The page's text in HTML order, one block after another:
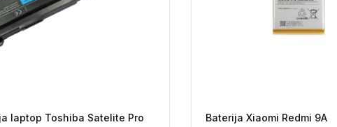
laptop Toshiba Satelite Pro Baterija Xiaomi Redmi 9A